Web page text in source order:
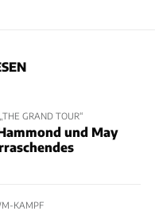
GRAND TOUR“
und May
KAMPF